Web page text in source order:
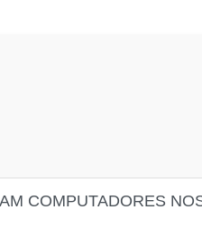
COMPUTADORES